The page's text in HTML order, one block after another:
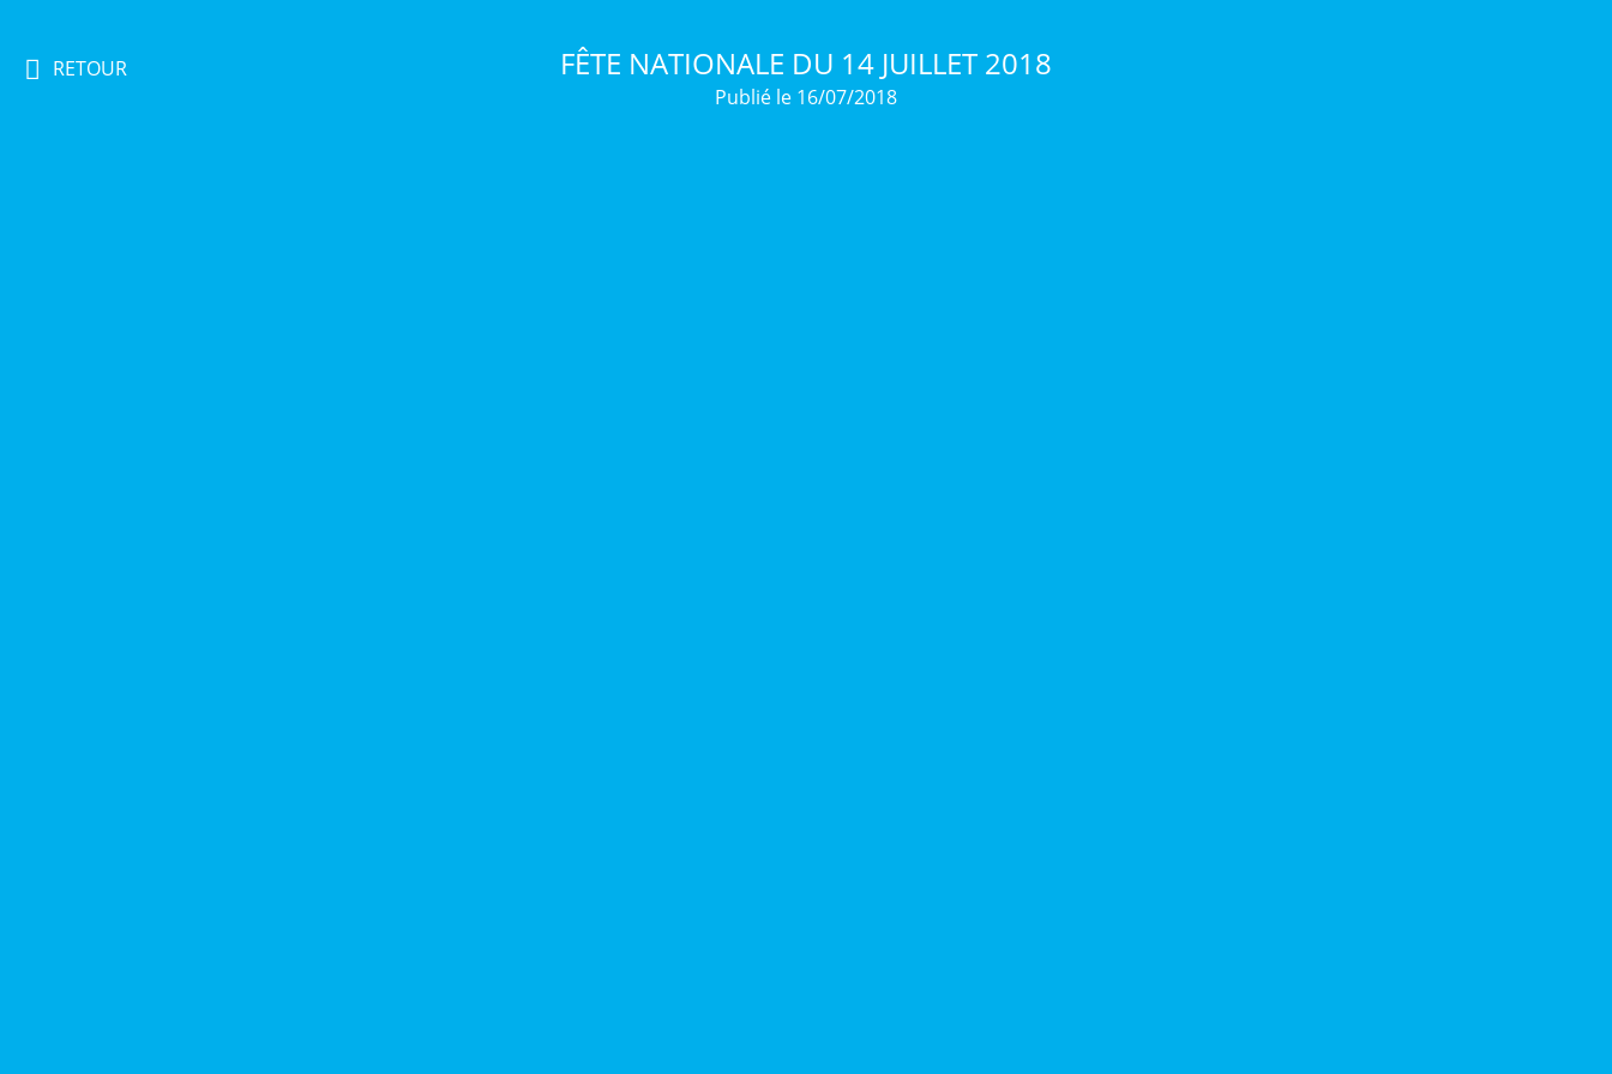
RETOUR FÊTE NATIONALE DU 14 JUILLET 2018
Publié le 16/07/2018